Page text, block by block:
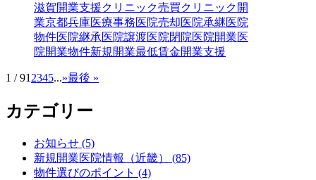
滋賀開業支援クリニック売買クリニック開
業京都兵庫医療事務医院売却医院承継医院
物件医院継承医院譲渡医院閉院医院開業医
院開業物件新規開業最低賃金開業支援
1 / 91 2345...»最後 »
カテゴリー
お知らせ (5)
新規開業医院情報（近畿） (85)
物件選びのポイント (4)